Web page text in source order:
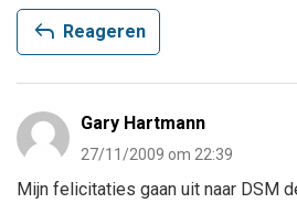
reply Reageren
Gary Hartmann
27/11/2009 om 22:39
Mijn felicitaties gaan uit naar DSM